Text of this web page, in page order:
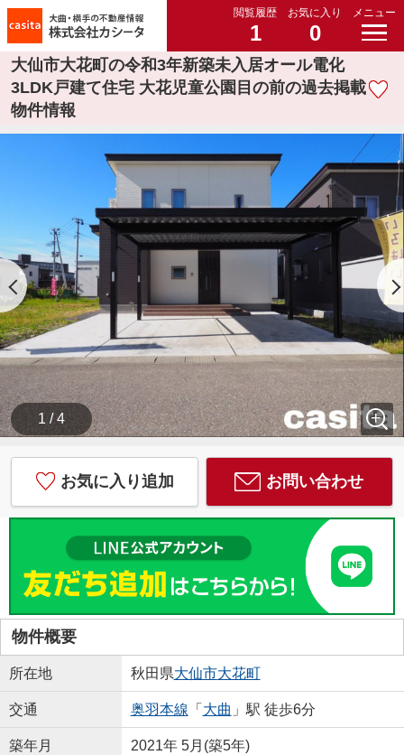
閲覧履歴
1
お気に入り
0
メニュー
大仙市大花町の令和3年新築未入居オール電化
3LDK戸建て住宅 大花児童公園目の前の過去掲載
物件情報
1 / 4
お気に入り追加 お問い合わせ
物件概要
所在地 秋田県大仙市大花町
交通 奥羽本線 「 大曲 」駅 徒歩6分
築年月 2021年 5月(築5年)